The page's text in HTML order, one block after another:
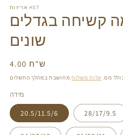
view
אריזות HST
קשיחה בגדלים
שונים
מחיר
רגיל
4.00 ש"ח
מס. עלות משלוח
מידה
20.5/11.5/6 28/17/9.5